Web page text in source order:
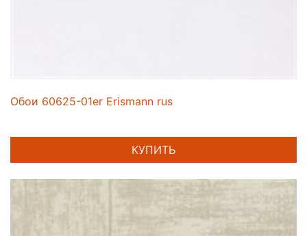
Обои 60625-01er Erismann rus
КУПИТЬ